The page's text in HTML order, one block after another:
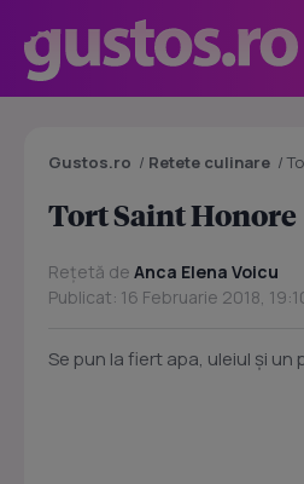
Gustos.ro / Retete culinare /
Tort Saint Honore
Rețetă de Anca Elena Voicu
Publicat: 16 Februarie 2018,
Se pun la fiert apa, uleiul şi un